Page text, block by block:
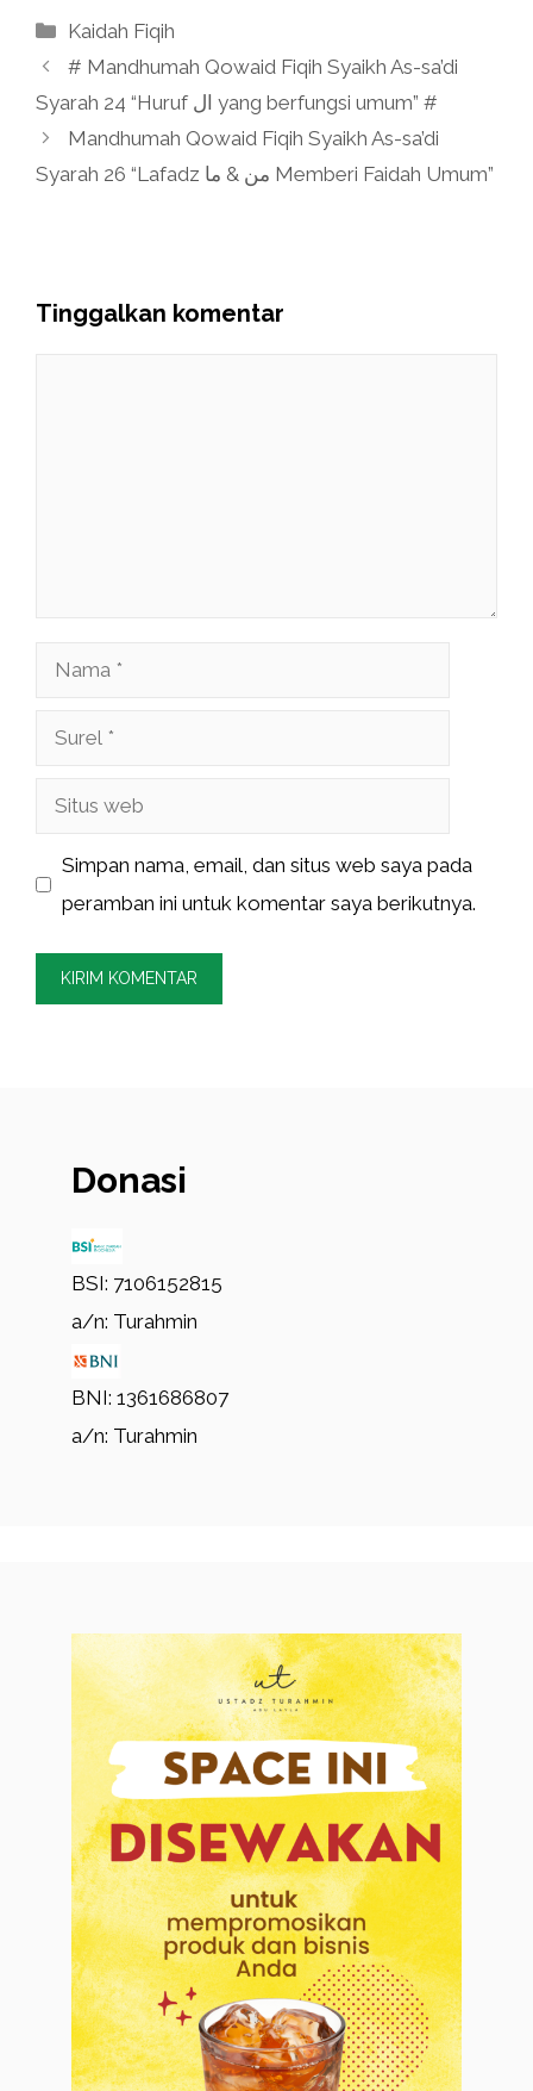
Kategori
Kaidah Fiqih
# Mandhumah Qowaid Fiqih Syaikh As-sa’di
Syarah 24 “Huruf ال yang berfungsi umum” #
Mandhumah Qowaid Fiqih Syaikh As-sa’di
Syarah 26 “Lafadz من & ما Memberi Faidah Umum”
Tinggalkan komentar
Nama
Surel
Situs
Simpan nama, email, dan situs web saya pada
peramban ini untuk komentar saya berikutnya.
Donasi
BSI: 7106152815
a/n: Turahmin
BNI: 1361686807
a/n: Turahmin